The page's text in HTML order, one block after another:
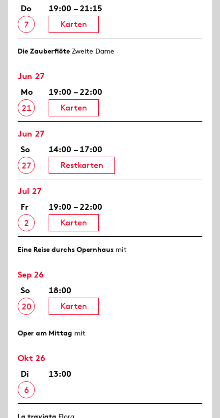
Do
7
19:00 – 21:15
Karten
Die Zauberflöte Zweite Dame
Jun 27
Mo
21
19:00 – 22:00
Karten
Jun 27
So
27
14:00 – 17:00
Restkarten
Jul 27
Fr
2
19:00 – 22:00
Karten
Eine Reise durchs Opernhaus mit
Sep 26
So
20
18:00
Karten
Oper am Mittag mit
Okt 26
Di
6
13:00